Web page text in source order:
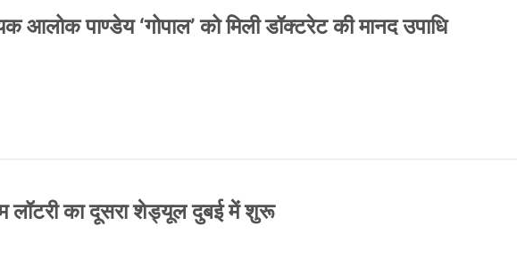
आलोक पाण्डेय ‘गोपाल’ को मिली डॉक्टरेट की मानद उपाधि
लॉटरी का दूसरा शेड्यूल दुबई में शुरू